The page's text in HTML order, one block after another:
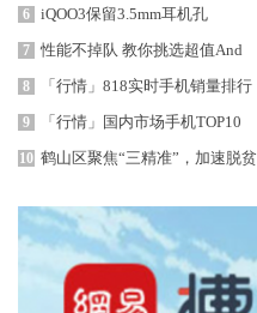
6 iQOO3保留3.5mm耳机孔
7 性能不掉队 教你挑选超值And
8 「行情」818实时手机销量排行
9 「行情」国内市场手机TOP10
10 鹤山区聚焦“三精准”，加速脱贫